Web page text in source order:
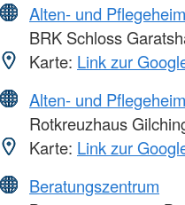
Alten- und
BRK Schloss
Karte: Link zur
Alten- und
Rotkreuzhaus
Karte: Link zur
Beratungszentrum